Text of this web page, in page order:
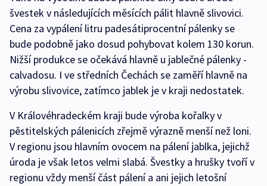
švestek v následujících měsících pálit hlavně slivovici.
Cena za vypálení litru padesátiprocentní pálenky se
bude podobně jako dosud pohybovat kolem 130 korun.
Nižší produkce se očekává hlavně u jablečné pálenky -
calvadosu. I ve středních Čechách se zaměří hlavně na
výrobu slivovice, zatímco jablek je v kraji nedostatek.
V Královéhradeckém kraji bude výroba kořalky v
pěstitelských pálenicích zřejmě výrazně menší než loni.
V regionu jsou hlavním ovocem na pálení jablka, jejichž
úroda je však letos velmi slabá. Švestky a hrušky tvoří v
regionu vždy menší část pálení a ani jejich letošní